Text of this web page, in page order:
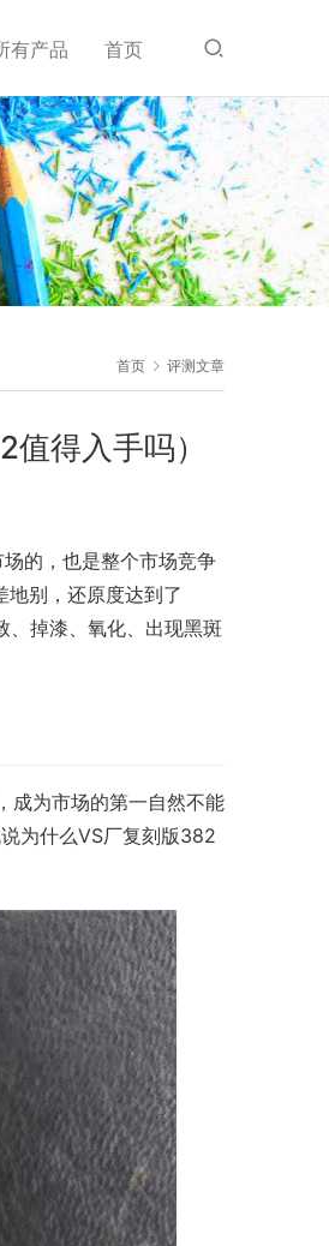
有产品 首页
首页 评测文章
得入手吗）
的，也是整个市场竞争
地别，还原度达到了
、掉漆、氧化、出现黑斑
成为市场的第一自然不能
为什么VS厂复刻版382